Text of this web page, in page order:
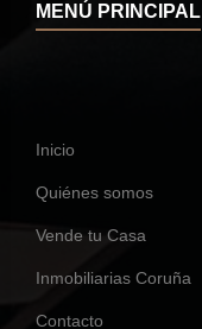
MENÚ PRINCIPAL
Inicio
Quiénes somos
Vende tu Casa
Inmobiliarias Coruña
Contacto